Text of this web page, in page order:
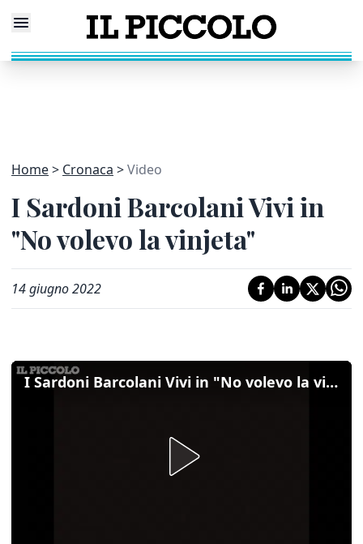
Home Cronaca Video
I Sardoni Barcolani Vivi in
"No volevo la vinjeta"
14 giugno 2022
I Sardoni Barcolani Vivi in "No volevo la vinjeta"